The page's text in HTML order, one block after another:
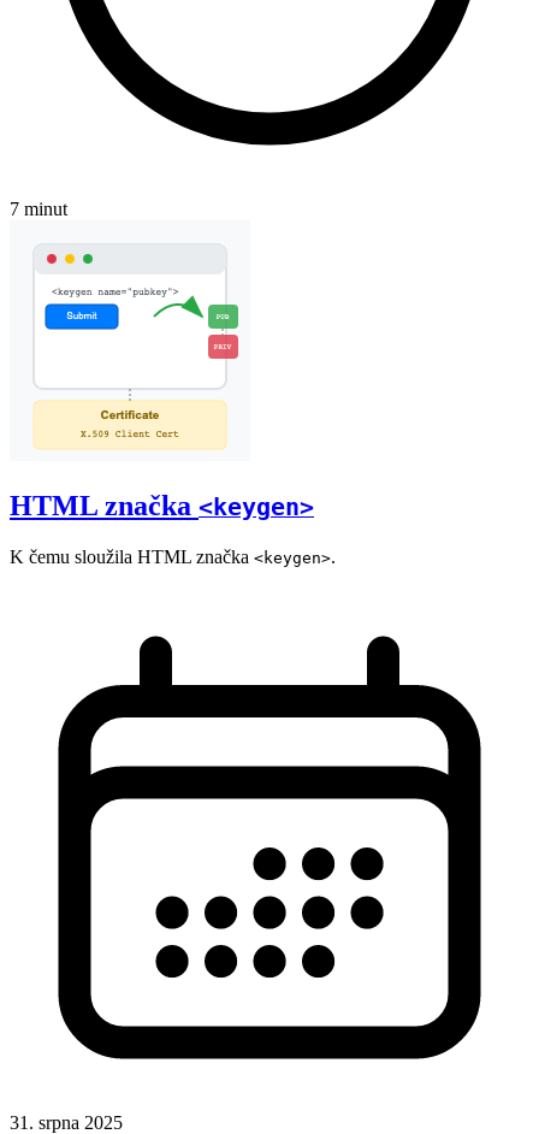
7 minut
HTML značka <keygen>
K čemu sloužila HTML značka <keygen>.
31. srpna 2025